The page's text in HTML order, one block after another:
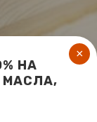
21 07:24:18
×
НА
МАСЛА,